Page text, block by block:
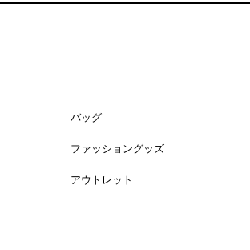
バッグ
ファッショングッズ
アウトレット